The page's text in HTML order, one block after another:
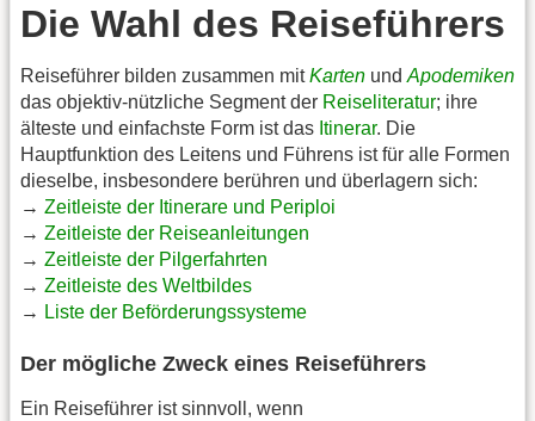
Die Wahl des Reiseführers
Reiseführer bilden zusammen mitKarten und Apodemiken
das objektiv-nützliche Segment der Reiseliteratur; ihre
älteste und einfachste Form ist das Itinerar. Die
Hauptfunktion des Leitens und Führens ist für alle Formen
dieselbe, insbesondere berühren und überlagern sich:
→ Zeitleiste der Itinerare und Periploi
→ Zeitleiste der Reiseanleitungen
→ Zeitleiste der Pilgerfahrten
→ Zeitleiste des Weltbildes
→ Liste der Beförderungssysteme
Der mögliche Zweck eines Reiseführers
Ein Reiseführer ist sinnvoll, wenn